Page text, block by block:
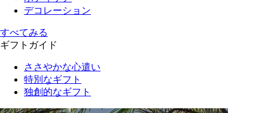
デコレーション
すべてみる
ギフトガイド
ささやかな心遣い
特別なギフト
独創的なギフト